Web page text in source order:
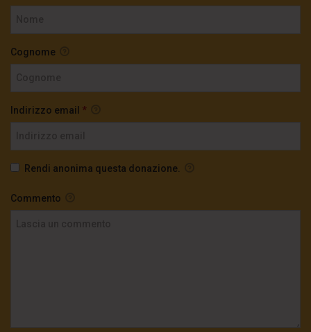
Cognome
Indirizzo email *
Rendi anonima questa donazione.
Commento